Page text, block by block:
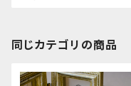
同じカテゴリの商品